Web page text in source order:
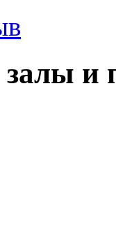
и